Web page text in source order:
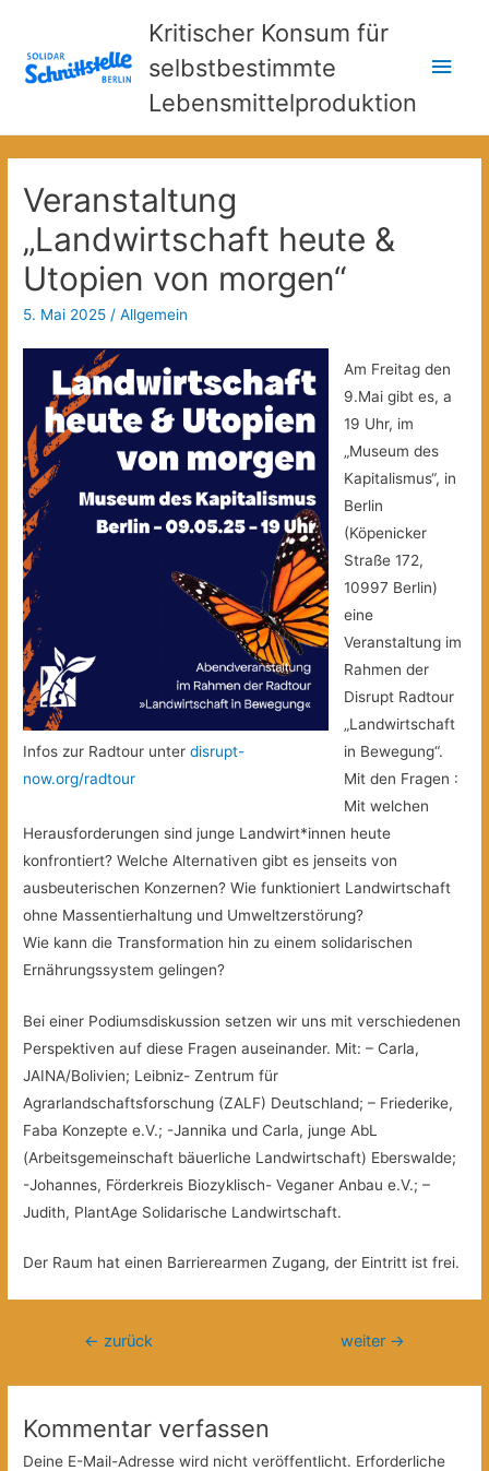
Kritischer Konsum für
selbstbestimmte
Lebensmittelproduktion
Veranstaltung
„Landwirtschaft heute &
Utopien von morgen“
5. Mai 2025 /Allgemein
Infos zur Radtour unterdisrupt-
now.org/radtour
Am Freitag den
9.Mai gibt es, a
19 Uhr, im
„Museum des
Kapitalismus“, in
Berlin
(Köpenicker
Straße 172,
10997 Berlin)
eine
Veranstaltung im
Rahmen der
Disrupt Radtour
„Landwirtschaft
in Bewegung“.
Mit den Fragen :
Mit welchen
Herausforderungen sind junge Landwirt*innen heute
konfrontiert? Welche Alternativen gibt es jenseits von
ausbeuterischen Konzernen? Wie funktioniert Landwirtschaft
ohne Massentierhaltung und Umweltzerstörung?
Wie kann die Transformation hin zu einem solidarischen
Ernährungssystem gelingen?
Bei einer Podiumsdiskussion setzen wir uns mit verschiedenen
Perspektiven auf diese Fragen auseinander. Mit: – Carla,
JAINA/Bolivien; Leibniz- Zentrum für
Agrarlandschaftsforschung (ZALF) Deutschland; – Friederike,
Faba Konzepte e.V.; -Jannika und Carla, junge AbL
(Arbeitsgemeinschaft bäuerliche Landwirtschaft) Eberswalde;
-Johannes, Förderkreis Biozyklisch- Veganer Anbau e.V.; –
Judith, PlantAge Solidarische Landwirtschaft.
Der Raum hat einen Barrierearmen Zugang, der Eintritt ist frei.
Beitragsnavigation
← zurück weiter →
Kommentar verfassen
Deine E-Mail-Adresse wird nicht veröffentlicht. Erforderliche